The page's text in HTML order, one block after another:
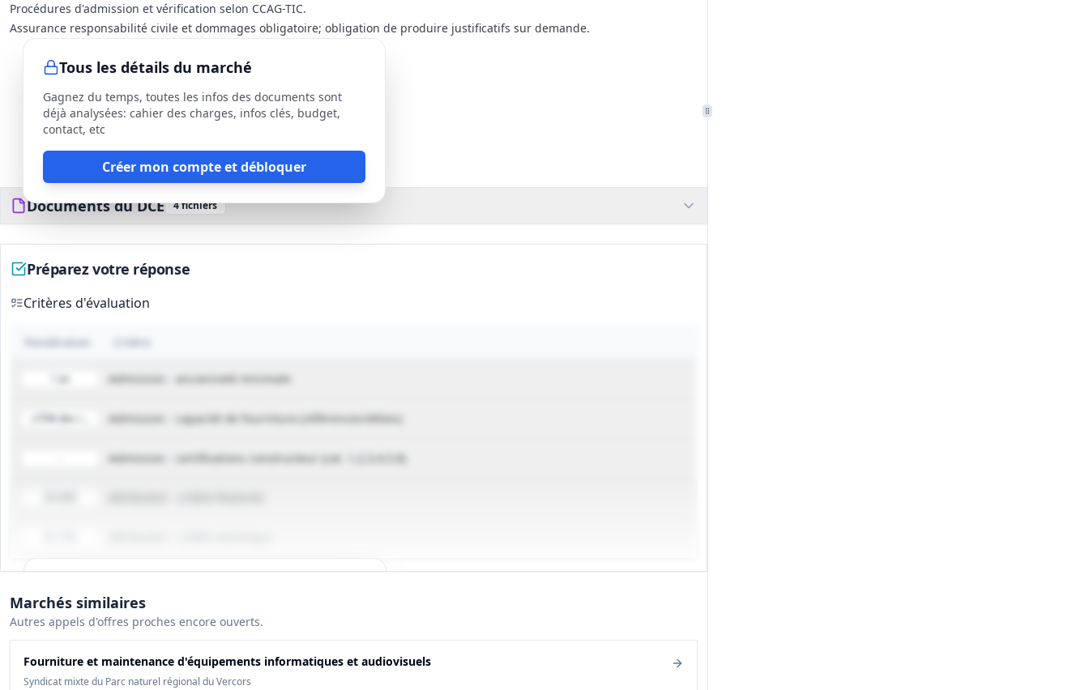
Procédures d'admission et vérification selon CCAG-TIC.
Assurance responsabilité civile et dommages obligatoire; obligation de produire justificatifs sur demande.
Tous les détails du marché
Gagnez du temps, toutes les infos des documents sont
déjà analysées: cahier des charges, infos clés, budget,
contact, etc
Créer mon compte et débloquer
Documents du DCE 4fichiers
Préparez votre réponse
Critères d'évaluation
Pondération Critère
1 an Admission - ancienneté minimale
≥70% des références en ≤6 moisAdmission - capacité de fourniture (références/délais)
Admission - certifications constructeur (cat. 1,2,3,4,5,8)
Gagnez du temps, toutes les infos des documents sont
déjà analysées: cahier des charges, infos clés, budget,
Marchés similaires
Autres appels d'offres proches encore ouverts.
Fourniture et maintenance d'équipements informatiques et audiovisuels
Syndicat mixte du Parc naturel régional du Vercors